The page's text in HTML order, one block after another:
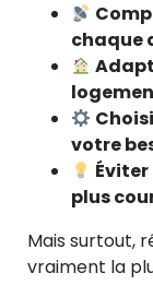
chaque
votre
plus
Mais surtout,
vraiment la